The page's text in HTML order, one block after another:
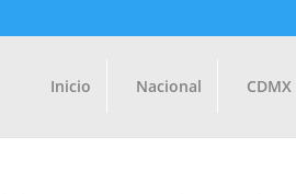
Inicio Nacional CDMX